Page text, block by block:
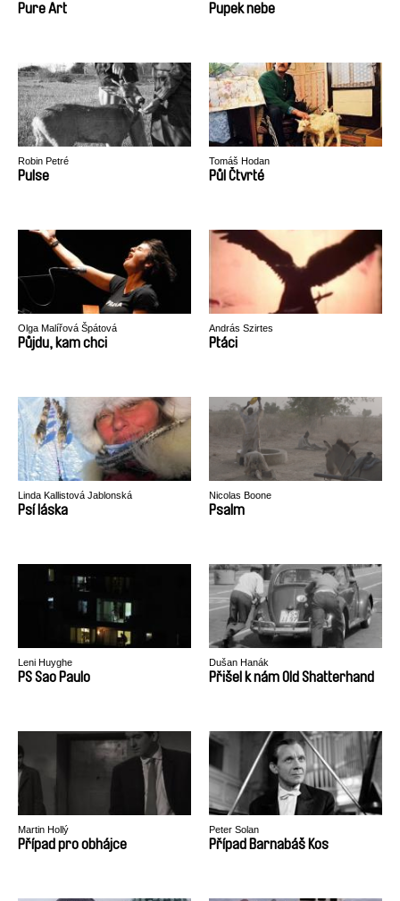
Pure Art Pupek nebe
Robin Petré
Pulse
Tomáš Hodan
Půl Čtvrté
Olga Malířová Špátová
Půjdu, kam chci
András Szirtes
Ptáci
Linda Kallistová Jablonská
Psí láska
Nicolas Boone
Psalm
Leni Huyghe
PS Sao Paulo
Dušan Hanák
Přišel k nám Old Shatterhand
Martin Hollý
Případ pro obhájce
Peter Solan
Případ Barnabáš Kos